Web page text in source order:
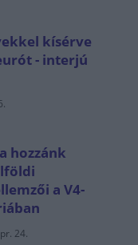
kísérve
- interjú
hozzánk
a V4-
24.